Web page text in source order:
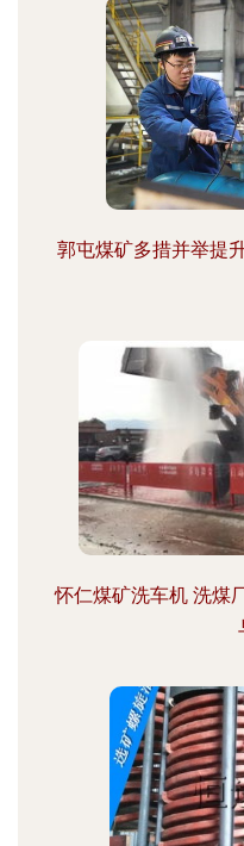
郭屯煤矿多措并举提
怀仁煤矿洗车机 洗煤